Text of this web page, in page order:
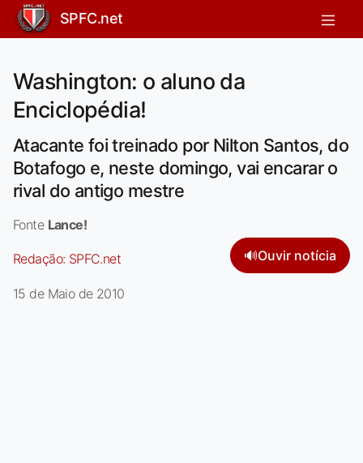
SPFC.net
Washington: o aluno da
Enciclopédia!
Atacante foi treinado por Nilton Santos, do
Botafogo e, neste domingo, vai encarar o
rival do antigo mestre
Fonte Lance!
Redação: SPFC.net 🔊Ouvir notícia
15 de Maio de 2010